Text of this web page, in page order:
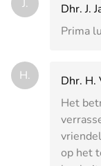
J.
Dhr. J.
Prima
H.
Dhr. H.
Het
op het